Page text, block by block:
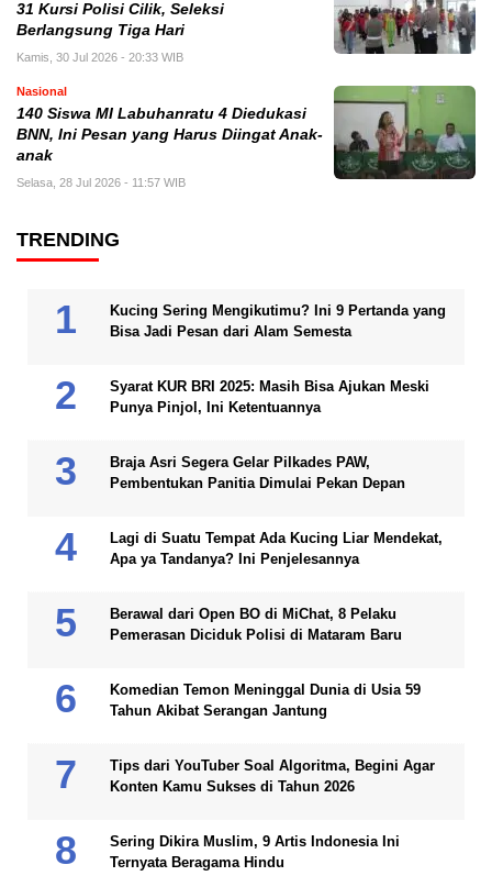
31 Kursi Polisi Cilik, Seleksi
Berlangsung Tiga Hari
Kamis, 30 Jul 2026 - 20:33 WIB
Nasional
140 Siswa MI Labuhanratu 4 Diedukasi
BNN, Ini Pesan yang Harus Diingat Anak-
anak
Selasa, 28 Jul 2026 - 11:57 WIB
TRENDING
Kucing Sering Mengikutimu? Ini 9 Pertanda yang
Bisa Jadi Pesan dari Alam Semesta
Syarat KUR BRI 2025: Masih Bisa Ajukan Meski
Punya Pinjol, Ini Ketentuannya
Braja Asri Segera Gelar Pilkades PAW,
Pembentukan Panitia Dimulai Pekan Depan
Lagi di Suatu Tempat Ada Kucing Liar Mendekat,
Apa ya Tandanya? Ini Penjelesannya
Berawal dari Open BO di MiChat, 8 Pelaku
Pemerasan Diciduk Polisi di Mataram Baru
Komedian Temon Meninggal Dunia di Usia 59
Tahun Akibat Serangan Jantung
Tips dari YouTuber Soal Algoritma, Begini Agar
Konten Kamu Sukses di Tahun 2026
Sering Dikira Muslim, 9 Artis Indonesia Ini
Ternyata Beragama Hindu